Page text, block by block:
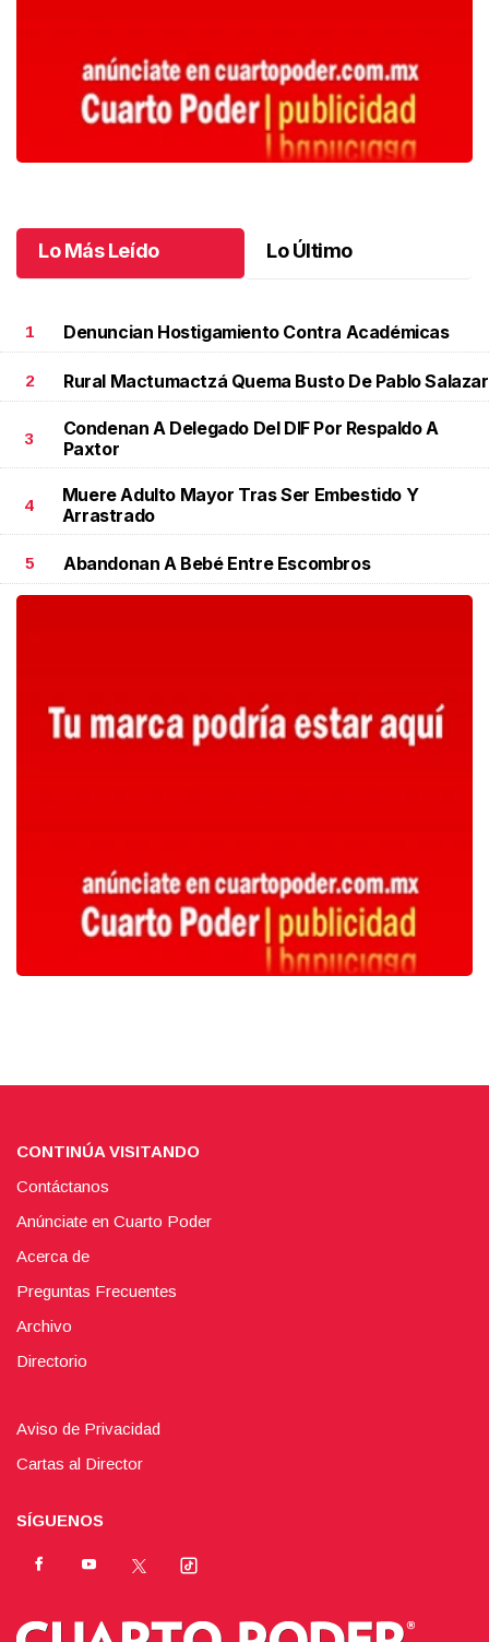
Lo Más Leído Lo Último
1 Denuncian Hostigamiento Contra Académicas
2 Rural Mactumactzá Quema Busto De Pablo Salazar
3
Condenan A Delegado Del DIF Por Respaldo A
Paxtor
4
Muere Adulto Mayor Tras Ser Embestido Y
Arrastrado
5 Abandonan A Bebé Entre Escombros
CONTINÚA VISITANDO
Contáctanos
Anúnciate en Cuarto Poder
Acerca de
Preguntas Frecuentes
Archivo
Directorio
Aviso de Privacidad
Cartas al Director
SÍGUENOS